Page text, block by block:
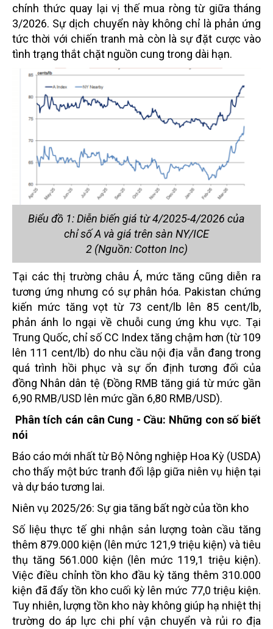
chính thức quay lại vị thế mua ròng từ giữa tháng
3/2026. Sự dịch chuyển này không chỉ là phản ứng
tức thời với chiến tranh mà còn là sự đặt cược vào
tình trạng thắt chặt nguồn cung trong dài hạn.
Biểu đồ 1: Diễn biến giá từ 4/2025-4/2026 của
chỉ số A và giá trên sàn NY/ICE
2 (Nguồn: Cotton Inc)
Tại các thị trường châu Á, mức tăng cũng diễn ra
tương ứng nhưng có sự phân hóa. Pakistan chứng
kiến mức tăng vọt từ 73 cent/lb lên 85 cent/lb,
phản ánh lo ngại về chuỗi cung ứng khu vực. Tại
Trung Quốc, chỉ số CC Index tăng chậm hơn (từ 109
lên 111 cent/lb) do nhu cầu nội địa vẫn đang trong
quá trình hồi phục và sự ổn định tương đối của
đồng Nhân dân tệ (Đồng RMB tăng giá từ mức gần
6,90 RMB/USD lên mức gần 6,80 RMB/USD).
Phân tích cán cân Cung - Cầu: Những con số biết
nói
Báo cáo mới nhất từ Bộ Nông nghiệp Hoa Kỳ (USDA)
cho thấy một bức tranh đối lập giữa niên vụ hiện tại
và dự báo tương lai.
Niên vụ 2025/26: Sự gia tăng bất ngờ của tồn kho
Số liệu thực tế ghi nhận sản lượng toàn cầu tăng
thêm 879.000 kiện (lên mức 121,9 triệu kiện) và tiêu
thụ tăng 561.000 kiện (lên mức 119,1 triệu kiện).
Việc điều chỉnh tồn kho đầu kỳ tăng thêm 310.000
kiện đã đẩy tồn kho cuối kỳ lên mức 77,0 triệu kiện.
Tuy nhiên, lượng tồn kho này không giúp hạ nhiệt thị
trường do áp lực chi phí vận chuyển và rủi ro địa